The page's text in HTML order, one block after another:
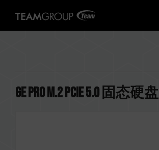
GE PRO M.2 PCIe 5.0 固态硬盘